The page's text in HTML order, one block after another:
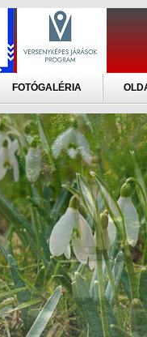
FOTÓGALÉRIA